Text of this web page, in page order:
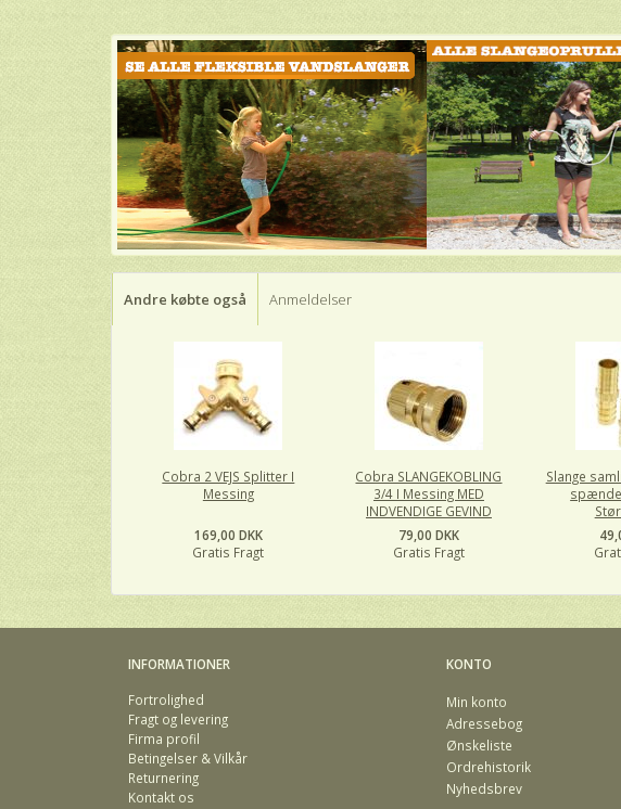
Andre købte også Anmeldelser
Cobra 2 VEJS Splitter I
Messing
169,00 DKK
Gratis Fragt
Cobra SLANGEKOBLING
3/4 I Messing MED
INDVENDIGE GEVIND
79,00 DKK
Gratis Fragt
Slange
INFORMATIONER
Fortrolighed
Fragt og levering
Firma profil
Betingelser & Vilkår
Returnering
Kontakt os
KONTO
Min konto
Adressebog
Ønskeliste
Ordrehistorik
Nyhedsbrev